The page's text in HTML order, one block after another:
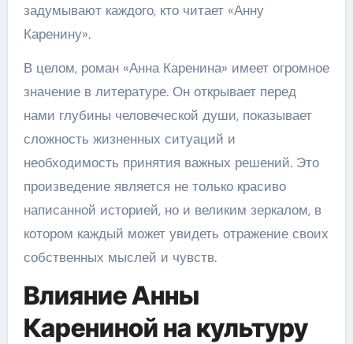
задумывают каждого, кто читает «Анну
Каренину».
В целом, роман «Анна Каренина» имеет огромное
значение в литературе. Он открывает перед
нами глубины человеческой души, показывает
сложность жизненных ситуаций и
необходимость принятия важных решений. Это
произведение является не только красиво
написанной историей, но и великим зеркалом, в
котором каждый может увидеть отражение своих
собственных мыслей и чувств.
Влияние Анны
Карениной на культуру